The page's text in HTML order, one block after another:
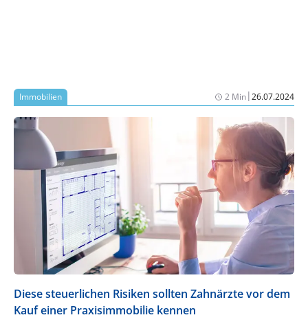
Immobilien 2 Min|26.07.2024
Diese steuerlichen Risiken sollten Zahnärzte vor dem
Kauf einer Praxisimmobilie kennen